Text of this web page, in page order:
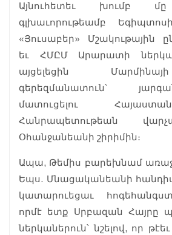
Այնուհետեւ խումբ մը
գլխաւորութեամբ
«Յուսաբեր» Մշակութային
եւ ՀՄԸՄ Արարատի
այցելեցին
գերեզմանատուն՝
մատուցելու
Հանրապետութեան
Օհանջանեանի շիրիմին։
Ապա, Թեմիս բարեխնամ
Եպս. Մնացականեանի
կատարուեցաւ
որմէ ետք Սրբազան Հայրը
ներկաներուն՝ նշելով, որ